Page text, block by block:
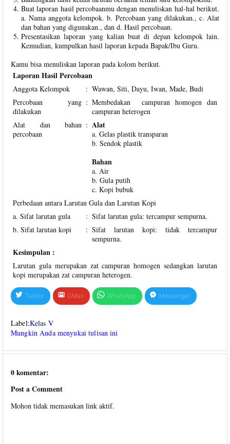
Buat laporan hasil percobaanmu dengan menuliskan hal-hal berikut.
a. Nama anggota kelompok. b. Percobaan yang dilakukan., c. Alat
dan bahan yang digunakan., dan d. Hasil percobaan.
Presentasikan laporan yang kalian buat di depan kelompok lain.
Kemudian, kumpulkan hasil laporan kepada Bapak/Ibu Guru.
Kamu bisa menuliskan laporan pada kolom berikut.
Laporan Hasil Percobaan
Anggota Kelompok : Wawan, Siti, Dayu, Iwan, Made, Budi
Percobaan yang
dilakukan
: Membedakan campuran homogen dan
campuran heterogen
Alat dan bahan
percobaan
: Alat
a. Gelas plastik transparan
b. Sendok plastik
Bahan
a. Air
b. Gula putih
c. Kopi bubuk
Perbedaan antara Larutan Gula dan Larutan Kopi
a. Sifat larutan gula
: Sifat larutan gula: tercampur sempurna.
b. Sifat larutan kopi
: Sifat larutan kopi: tidak tercampur
sempurna.
Kesimpulan :
Larutan gula merupakan zat campuran homogen sedangkan larutan
kopi merupakan zat campuran heterogen.
Twitter GMail WhatsApp Messenger
Label:Kelas V
Mungkin Anda menyukai tulisan ini
0 komentar:
Post a Comment
Mohon tidak memasukan link aktif.